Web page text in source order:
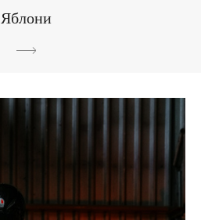
Яблони